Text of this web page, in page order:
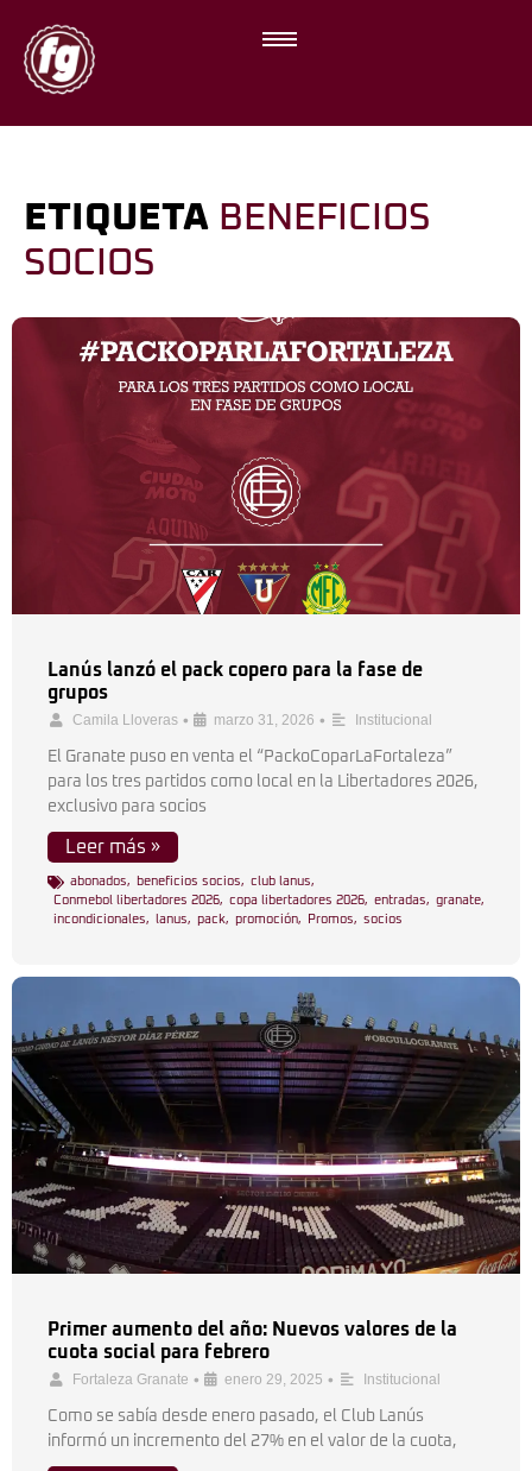
ETIQUETA BENEFICIOS
SOCIOS
Lanús lanzó el pack copero para la fase de
grupos
Camila Lloveras • marzo 31, 2026 • Institucional
El Granate puso en venta el “PackoCoparLaFortaleza”
para los tres partidos como local en la Libertadores 2026,
exclusivo para socios
Leer más »
abonados, beneficios socios, club lanus,
Conmebol libertadores 2026, copa libertadores 2026, entradas, granate,
incondicionales, lanus, pack, promoción, Promos, socios
Primer aumento del año: Nuevos valores de la
cuota social para febrero
Fortaleza Granate • enero 29, 2025 • Institucional
Como se sabía desde enero pasado, el Club Lanús
informó un incremento del 27% en el valor de la cuota,